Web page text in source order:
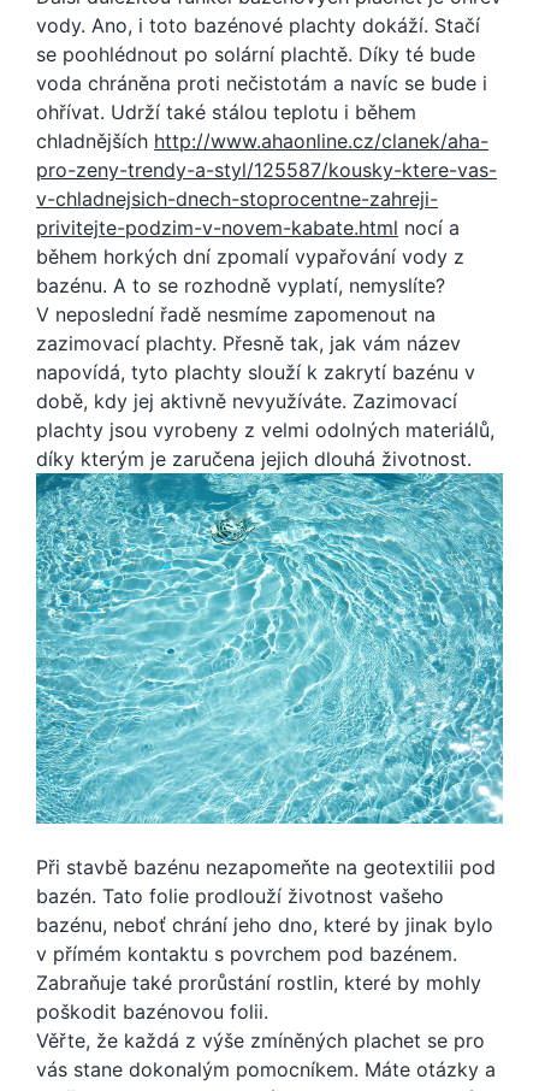
vody. Ano, i toto bazénové plachty dokáží. Stačí
se poohlédnout po solární plachtě. Díky té bude
voda chráněna proti nečistotám a navíc se bude i
ohřívat. Udrží také stálou teplotu i během
chladnějších http://www.ahaonline.cz/clanek/aha-
pro-zeny-trendy-a-styl/125587/kousky-ktere-vas-
v-chladnejsich-dnech-stoprocentne-zahreji-
privitejte-podzim-v-novem-kabate.html nocí a
během horkých dní zpomalí vypařování vody z
bazénu. A to se rozhodně vyplatí, nemyslíte?
V neposlední řadě nesmíme zapomenout na
zazimovací plachty. Přesně tak, jak vám název
napovídá, tyto plachty slouží k zakrytí bazénu v
době, kdy jej aktivně nevyužíváte. Zazimovací
plachty jsou vyrobeny z velmi odolných materiálů,
díky kterým je zaručena jejich dlouhá životnost.
Při stavbě bazénu nezapomeňte na geotextilii pod
bazén. Tato folie prodlouží životnost vašeho
bazénu, neboť chrání jeho dno, které by jinak bylo
v přímém kontaktu s povrchem pod bazénem.
Zabraňuje také prorůstání rostlin, které by mohly
poškodit bazénovou folii.
Věřte, že každá z výše zmíněných plachet se pro
vás stane dokonalým pomocníkem. Máte otázky a